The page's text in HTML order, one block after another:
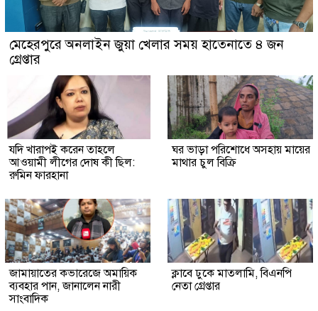
মেহেরপুরে অনলাইন জুয়া খেলার সময় হাতেনাতে ৪ জন
গ্রেপ্তার
যদি খারাপই করেন তাহলে
আওয়ামী লীগের দোষ কী ছিল:
রুমিন ফারহানা
ঘর ভাড়া পরিশোধে অসহায় মায়ের
মাথার চুল বিক্রি
জামায়াতের কভারেজে অমায়িক
ব্যবহার পান, জানালেন নারী
সাংবাদিক
ক্লাবে ঢুকে মাতলামি, বিএনপি
নেতা গ্রেপ্তার